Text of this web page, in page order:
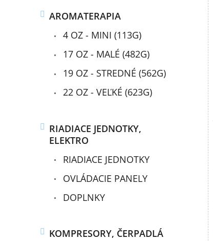
AROMATERAPIA
4 OZ - MINI (113G)
17 OZ - MALÉ (482G)
19 OZ - STREDNÉ (562G)
22 OZ - VEĽKÉ (623G)
RIADIACE JEDNOTKY,
ELEKTRO
RIADIACE JEDNOTKY
OVLÁDACIE PANELY
DOPLNKY
KOMPRESORY, ČERPADLÁ